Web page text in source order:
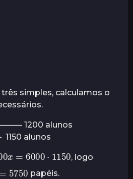
simples, calculamos o
1200 alunos
alunos
6000 ⋅
1150
, logo
=
papéis.